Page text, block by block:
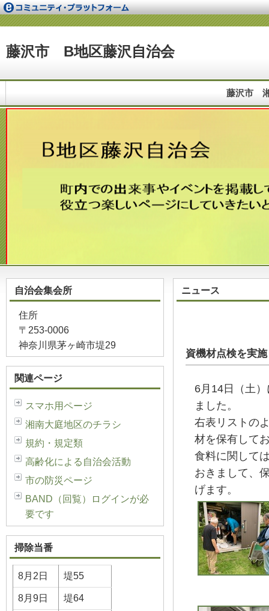
藤沢市 B地区藤沢自治会
藤沢市
自治会集会所
住所
〒253-0006
神奈川県茅ヶ崎市堤29
関連ページ
スマホ用ページ
湘南大庭地区のチラシ
規約・規定類
高齢化による自治会活動
市の防災ページ
BAND（回覧）ログインが必
要です
掃除当番
8月2日 堤55
8月9日 堤64
ニュース
資機材点検を実施
6月14日（土
ました。
右表リストの
材を保有して
食料に関して
おきまして、
げます。